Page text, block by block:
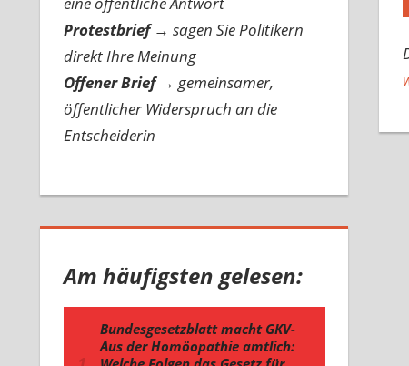
Protestbrief → sagen Sie Politikern
direkt Ihre Meinung
Offener Brief → gemeinsamer,
öffentlicher Widerspruch an die
Entscheiderin
Am häufigsten gelesen: